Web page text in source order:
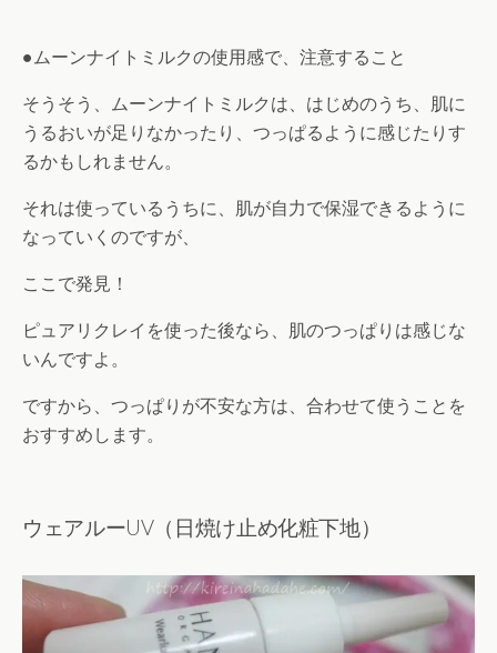
●ムーンナイトミルクの使用感で、注意すること
そうそう、ムーンナイトミルクは、はじめのうち、肌に
うるおいが足りなかったり、つっぱるように感じたりす
るかもしれません。
それは使っているうちに、肌が自力で保湿できるように
なっていくのですが、
ここで発見！
ピュアリクレイを使った後なら、肌のつっぱりは感じな
いんですよ。
ですから、つっぱりが不安な方は、合わせて使うことを
おすすめします。
ウェアルーUV（日焼け止め化粧下地）